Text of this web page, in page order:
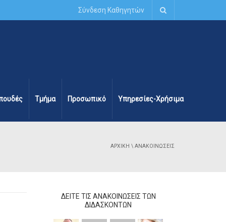
Σύνδεση Καθηγητών
Τμήμα Προσωπικό Υπηρεσίες-Χρήσιμα
ΑΡΧΙΚΉ \ ΑΝΑΚΟΙΝΏΣΕΙΣ
ΔΕΊΤΕ ΤΙΣ ΑΝΑΚΟΙΝΏΣΕΙΣ ΤΩΝ
ΔΙΔΆΣΚΟΝΤΩΝ